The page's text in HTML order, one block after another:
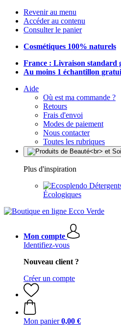
Revenir au menu
Accéder au contenu
Consulter le panier
Cosmétiques 100% naturels
France : Livraison standard
Au moins 1 échantillon
Aide
Où est ma commande ?
Retours
Frais d'envoi
Modes de paiement
Nous contacter
Toutes les rubriques
Plus d'inspiration
Écologiques
Mon compte
Identifiez-vous
Nouveau client ?
Créer un compte
Mon panier 0,00 €